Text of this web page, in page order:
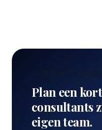
CONCREET
Plan een
consultants
eigen team.